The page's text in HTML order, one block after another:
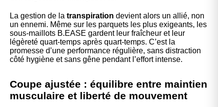
La gestion de la transpiration devient alors un allié, non
un ennemi. Même sur les parquets les plus exigeants, les
sous-maillots B.EASE gardent leur fraîcheur et leur
légèreté quart-temps après quart-temps. C’est la
promesse d’une performance régulière, sans distraction
côté hygiène et sans gêne pendant l’effort intense.
Coupe ajustée : équilibre entre maintien
musculaire et liberté de mouvement